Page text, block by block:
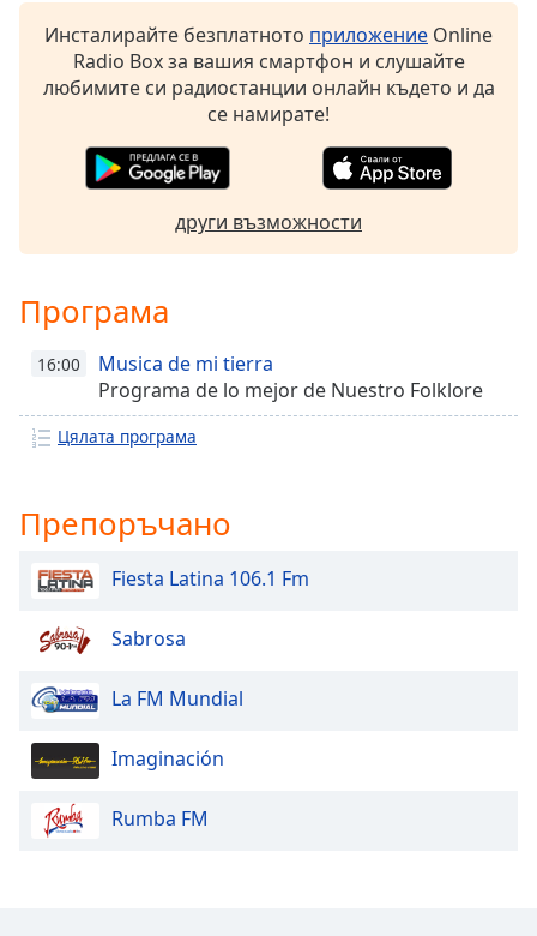
Size
Reset
Done
Close
End
Инсталирайте безплатното приложение Online
Radio Box за вашия смартфон и слушайте
любимите си радиостанции онлайн където и да
се намирате!
други възможности
Програма
16:00
Musica de mi tierra
Programa de lo mejor de Nuestro Folklore
Цялата програма
Препоръчано
Fiesta Latina 106.1 Fm
Sabrosa
La FM Mundial
Imaginación
Rumba FM